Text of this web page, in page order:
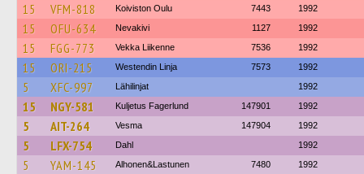
15 VFM-818 Koiviston Oulu 7443 1992
15 OFU-634 Nevakivi 1127 1992
15 FGG-773 Vekka Liikenne 7536 1992
15 ORI-215 Westendin Linja 7573 1992
5 XFC-997 Lähilinjat 1992
15 NGY-581 Kuljetus Fagerlund 147901 1992
5 AIT-264 Vesma 147904 1992
5 LFX-754 Dahl 1992
5 YAM-145 Alhonen&Lastunen 7480 1992